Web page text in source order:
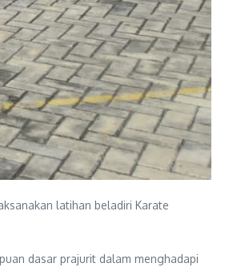
latihan beladiri Karate
dasar prajurit dalam menghadapi